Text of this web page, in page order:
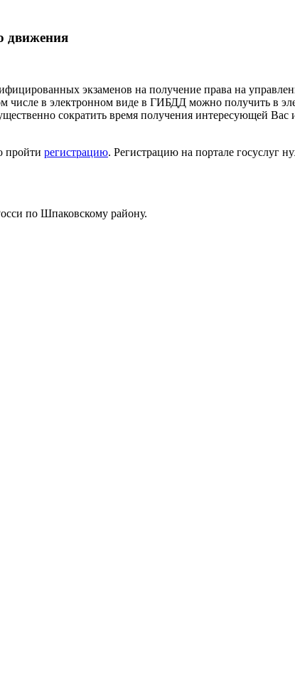
движения
экзаменов на получение права на
числе в электронном виде в ГИБДД можно получить в
сократить время получения интересующей
пройти регистрацию. Регистрацию на портале госуслуг
по Шпаковскому району.